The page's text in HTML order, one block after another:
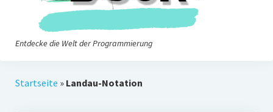
Entdecke die Welt der Programmierung
Startseite
Startseite » Landau-Notation